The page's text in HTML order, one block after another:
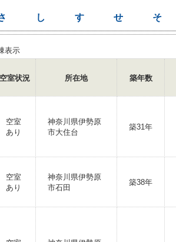
し す せ そ
表示
空室状況 所在地 築年数
空室
あり
神奈川県伊勢原
市大住台
築31年
空室
あり
神奈川県伊勢原
市石田
築38年